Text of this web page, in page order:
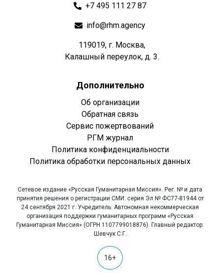
+7 495 111 27 87
info@rhm.agency
119019, г. Москва,
Калашный переулок, д. 3.
Дополнительно
Об организации
Обратная связь
Сервис пожертвований
РГМ журнал
Политика конфиденциальности
Политика обработки персональных данных
Сетевое издание «Русская Гуманитарная Миссия». Рег. № и дата
принятия решения о регистрации СМИ: серия Эл № ФС77-81944 от
24 сентября 2021 г. Учредитель: Автономная некоммерческая
организация поддержки гуманитарных программ «Русская
Гуманитарная Миссия» (ОГРН 1107799018876). Главный редактор:
Шевчук С.Г.
16+